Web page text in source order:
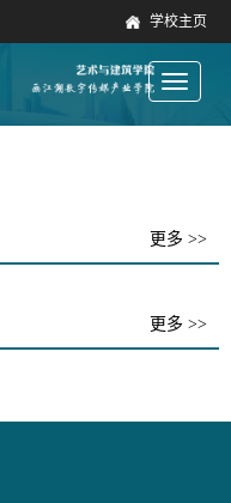
学校主页
Toggle
更多 >>
更多 >>